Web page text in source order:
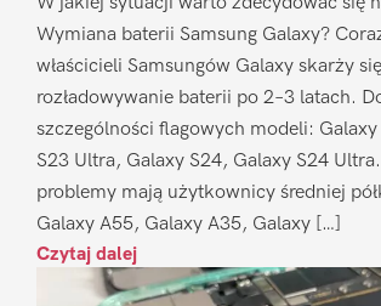
Wymiana baterii Samsung Galaxy?
właścicieli Samsungów Galaxy skarży
rozładowywanie baterii po 2–3 latach.
szczególności flagowych modeli:
S23 Ultra, Galaxy S24, Galaxy S24
problemy mają użytkownicy średniej
Galaxy A55, Galaxy A35, Galaxy […]
Czytaj dalej